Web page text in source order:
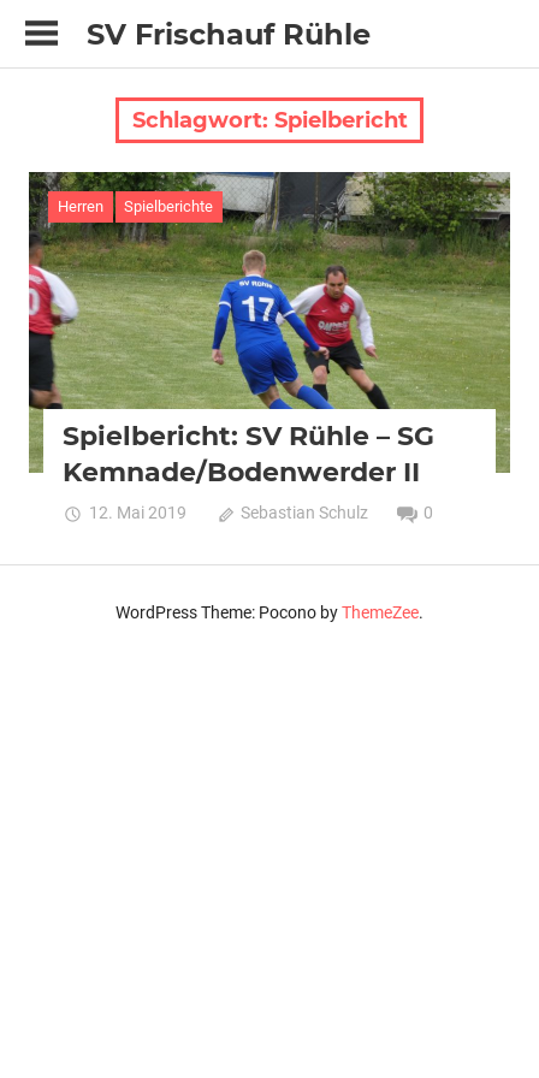
Inhalt
springen
SV Frischauf Rühle
Schlagwort: Spielbericht
Herren Spielberichte
Spielbericht: SV Rühle – SG
Kemnade/Bodenwerder II
12. Mai 2019 Sebastian Schulz 0
WordPress Theme: Pocono byThemeZee.